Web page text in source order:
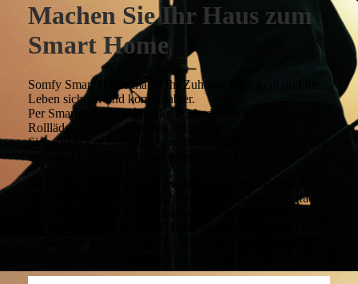
Machen Sie Ihr Haus zum
Smart Home
Somfy Smart Home macht Ihr Zuhause intelligent und Ihr
Leben sicherer und komfortabler.
Per Smartphone, Tablet oder PC bedienen Sie Ihre
Rollläden, Lichter, Heizung und Co.
Sie wollen ihre Rollläden automatisch öffnen und schließen
Sie wollen „Stromfresser“ erkennen oder Meldungen der
Sicherheitssensoren auf Ihr Handy erhalten? Ganz einfach